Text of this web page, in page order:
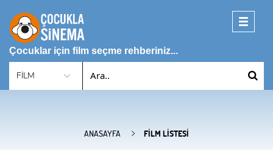
Toggle
Çocuklar için film seçme rehberiniz...
ANASAYFA FILM LISTESI